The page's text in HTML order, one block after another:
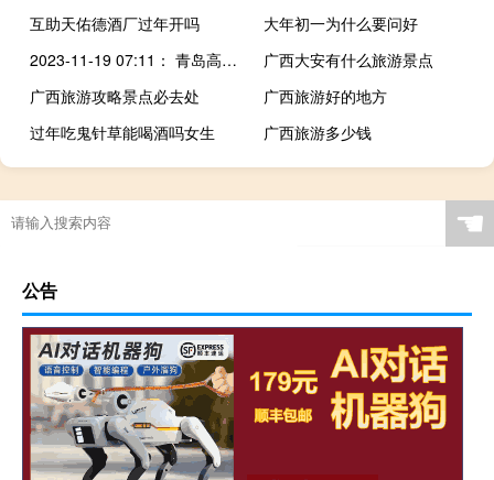
互助天佑德酒厂过年开吗
大年初一为什么要问好
2023-11-19 07:11： 青岛高速出行服务平台提示：沈海高速K566烟台方向发生交通事故，请过往司乘人员谨慎驾驶，注意避让。​​​
广西大安有什么旅游景点
广西旅游攻略景点必去处
广西旅游好的地方
过年吃鬼针草能喝酒吗女生
广西旅游多少钱
☚
公告